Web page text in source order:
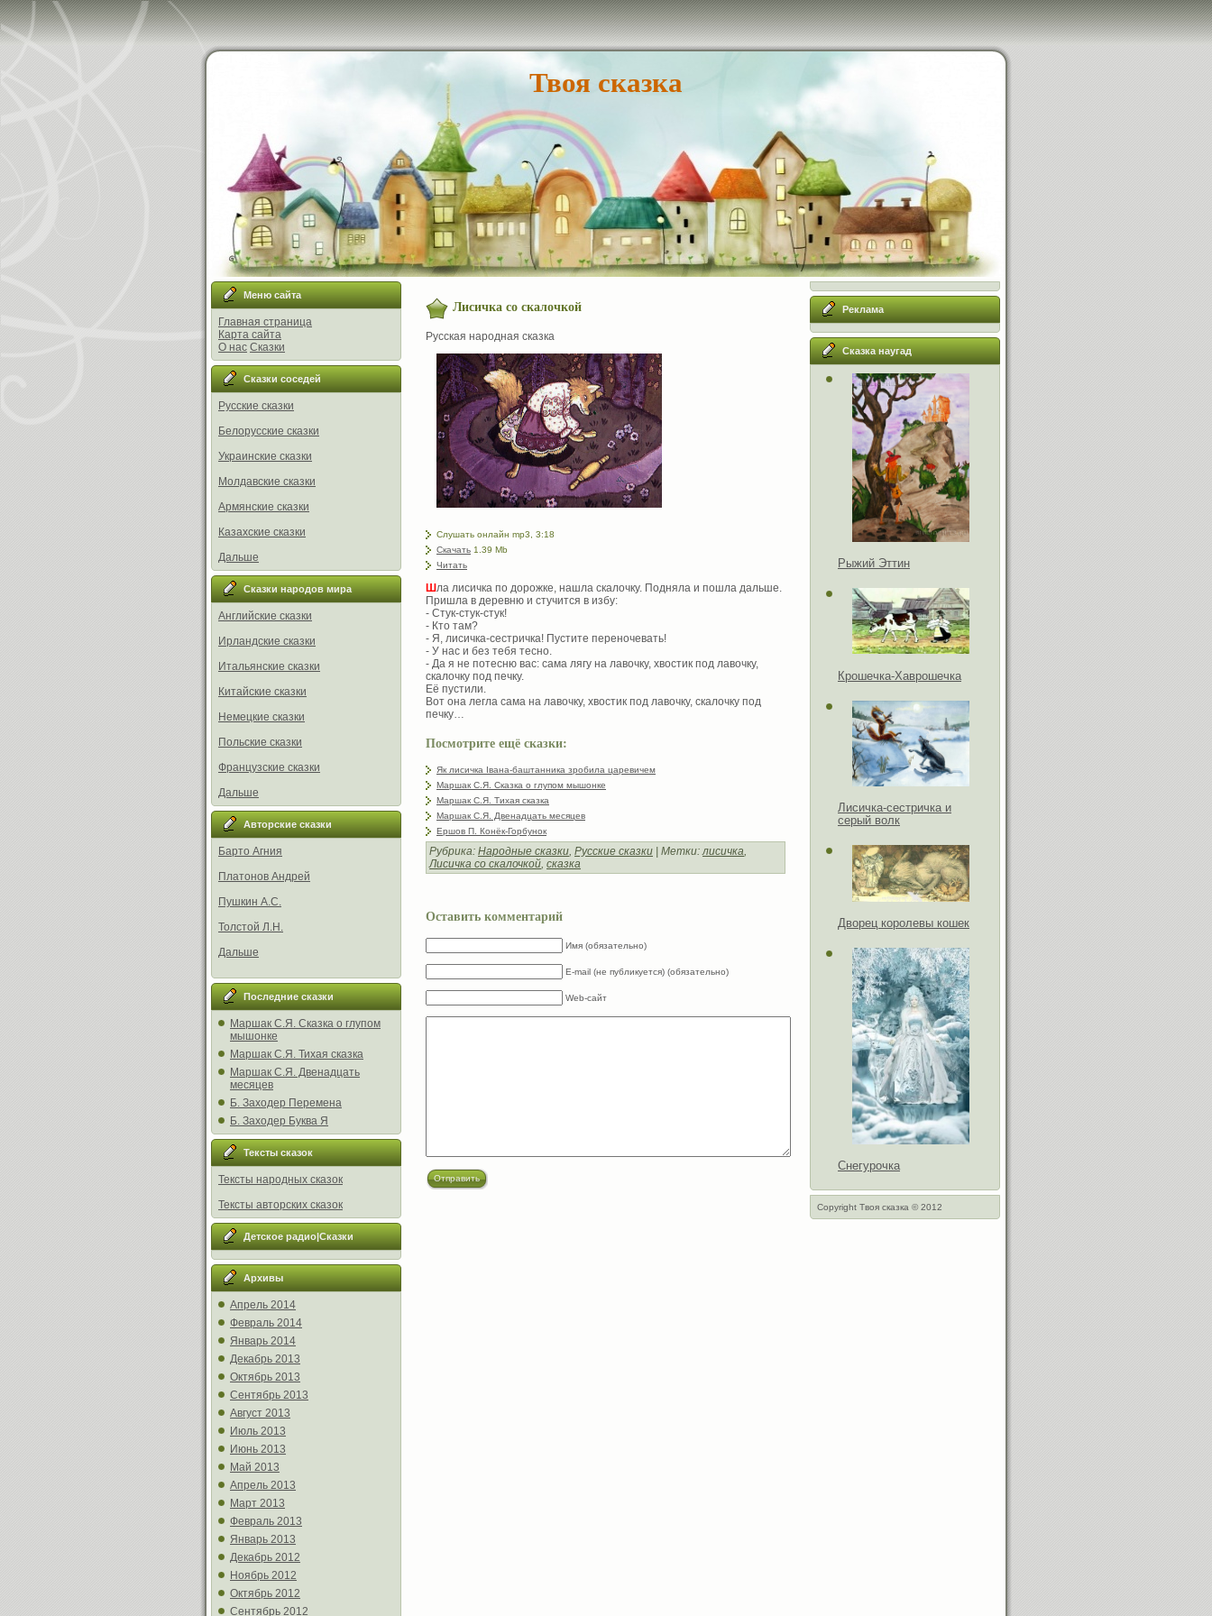
Твоя сказка
Меню сайта
Главная страница
Карта сайта
О нас Сказки
Сказки соседей
Русские сказки
Белорусские сказки
Украинские сказки
Молдавские сказки
Армянские сказки
Казахские сказки
Дальше
Сказки народов мира
Английские сказки
Ирландские сказки
Итальянские сказки
Китайские сказки
Немецкие сказки
Польские сказки
Французские сказки
Дальше
Авторские сказки
Барто Агния
Платонов Андрей
Пушкин А.С.
Толстой Л.Н.
Дальше
Последние сказки
Маршак С.Я. Сказка о глупом
мышонке
Маршак С.Я. Тихая сказка
Маршак С.Я. Двенадцать
месяцев
Б. Заходер Перемена
Б. Заходер Буква Я
Тексты сказок
Тексты народных сказок
Тексты авторских сказок
Детское радио|Сказки
Архивы
Апрель 2014
Февраль 2014
Январь 2014
Декабрь 2013
Октябрь 2013
Сентябрь 2013
Август 2013
Июль 2013
Июнь 2013
Май 2013
Апрель 2013
Март 2013
Февраль 2013
Январь 2013
Декабрь 2012
Ноябрь 2012
Октябрь 2012
Сентябрь 2012
Лисичка со скалочкой
Русская народная сказка
Слушать онлайн mp3, 3:18
Скачать 1.39 Mb
Читать
Шла лисичка по дорожке, нашла скалочку. Подняла и пошла дальше.
Пришла в деревню и стучится в избу:
- Стук-стук-стук!
- Кто там?
- Я, лисичка-сестричка! Пустите переночевать!
- У нас и без тебя тесно.
- Да я не потесню вас: сама лягу на лавочку, хвостик под лавочку,
скалочку под печку.
Её пустили.
Вот она легла сама на лавочку, хвостик под лавочку, скалочку под
печку…
Посмотрите ещё сказки:
Як лисичка Івана-баштанника зробила царевичем
Маршак С.Я. Сказка о глупом мышонке
Маршак С.Я. Тихая сказка
Маршак С.Я. Двенадцать месяцев
Ершов П. Конёк-Горбунок
Рубрика: Народные сказки, Русские сказки | Метки:лисичка,
Лисичка со скалочкой, сказка
Оставить комментарий
Имя (обязательно)
E-mail (не публикуется) (обязательно)
Web-сайт
Отправить
Реклама
Сказка наугад
Рыжий Эттин
Крошечка-Хаврошечка
Лисичка-сестричка и
серый волк
Дворец королевы кошек
Снегурочка
Copyright Твоя сказка © 2012